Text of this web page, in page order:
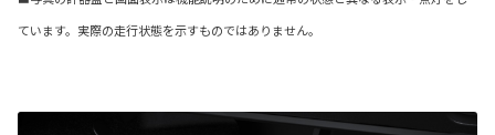
ています。実際の走行状態を示すものではありません。